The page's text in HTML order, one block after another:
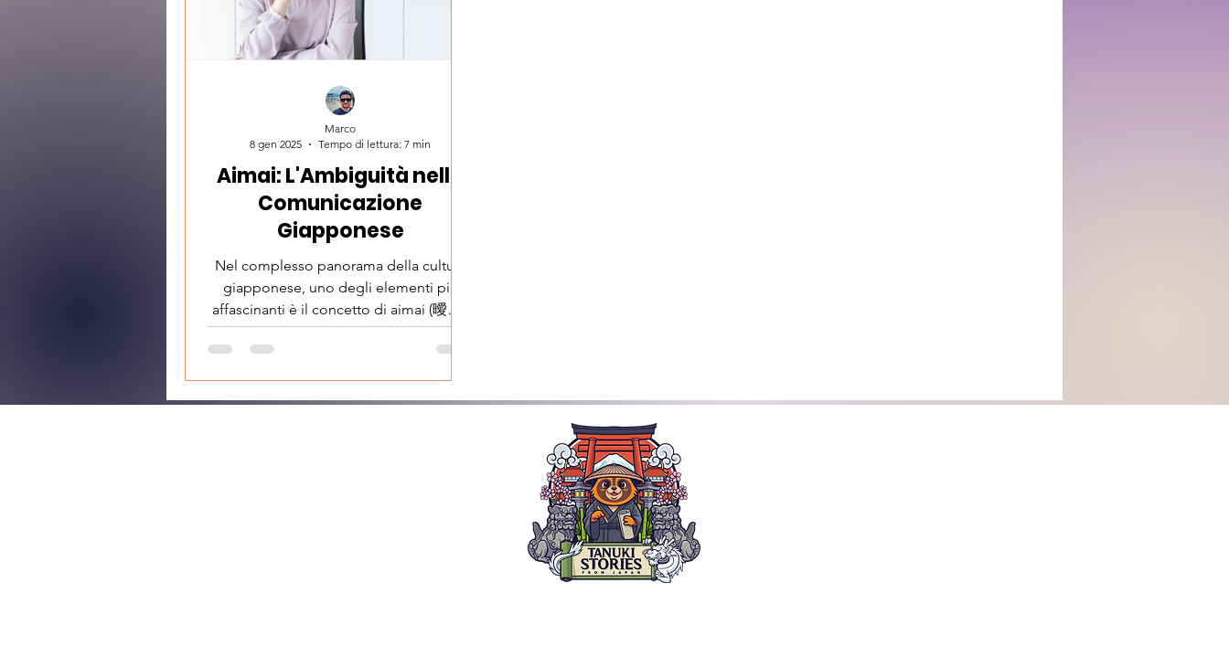
Aimai: L'Ambiguità nella
Comunicazione
Giapponese
Nel complesso panorama della cultura
giapponese, uno degli elementi più
affascinanti è il concetto di aimai (曖昧),
che in italiano può...
Marco
8 gen 2025
Tempo di lettura: 7 min